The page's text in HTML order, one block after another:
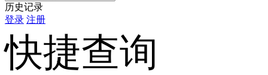
历史记录
登录 注册
快捷查询